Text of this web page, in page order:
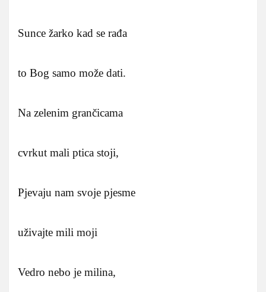
Sunce žarko kad se rađa
to Bog samo može dati.
Na zelenim grančicama
cvrkut mali ptica stoji,
Pjevaju nam svoje pjesme
uživajte mili moji
Vedro nebo je milina,